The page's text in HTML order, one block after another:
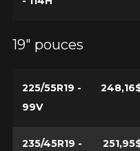
19" pouces
225/55R19 -
99V
235/45R19 -